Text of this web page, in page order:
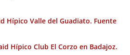
Hípico Valle del Guadiato. Fuente
Hípico Club El Corzo en Badajoz.